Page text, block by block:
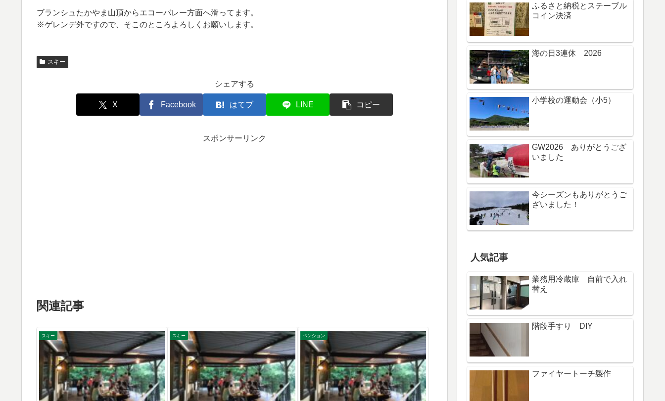
ブランシュたかやま山頂からエコーバレー方面へ滑ってます。
※ゲレンデ外ですので、そこのところよろしくお願いします。
スキー
シェアする
X Facebook はてブ LINE コピー
スポンサーリンク
関連記事
スキー スキー ペンション
ふるさと納税とステーブル
コイン決済
海の日3連休 2026
小学校の運動会（小5）
GW2026 ありがとうござ
いました
今シーズンもありがとうご
ざいました！
人気記事
業務用冷蔵庫 自前で入れ
替え
階段手すり DIY
ファイヤートーチ製作